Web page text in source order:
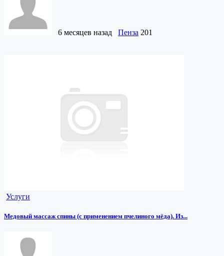
6 месяцев назад Пенза 201
Услуги
Медовый массаж спины (с применением пчелиного мёда). Из...